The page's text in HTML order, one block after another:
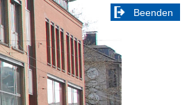
Beenden